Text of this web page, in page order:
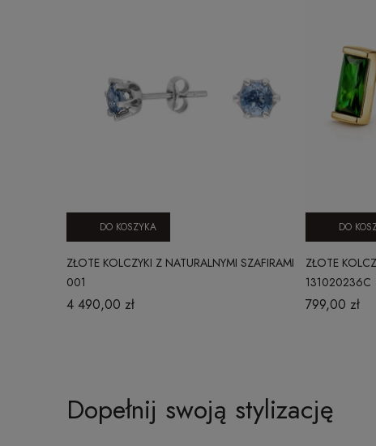
ZŁOTE KOLCZYKI Z NATURALNYMI SZAFIRAMI
001
4 490,00 zł
DO KOSZYKA
ZŁOTE
131020236C
799,00 zł
DO
Dopełnij swoją stylizację